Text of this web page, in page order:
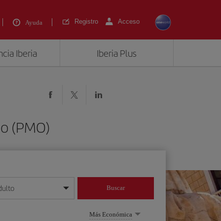
Ayuda Registro Acceso
Iberia Iberia Plus
(PMO)
mes/año
Buscar
Más Económica